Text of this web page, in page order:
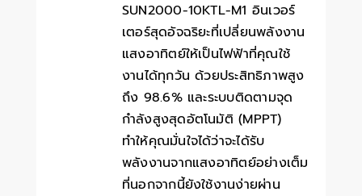
SUN2000-10KTL-M1 อินเวอร์
เตอร์สุดอัจฉริยะที่เปลี่ยนพลังงาน
แสงอาทิตย์ให้เป็นไฟฟ้าที่คุณใช้
งานได้ทุกวัน ด้วยประสิทธิภาพสูง
ถึง 98.6% และระบบติดตามจุด
กำลังสูงสุดอัตโนมัติ (MPPT)
ทำให้คุณมั่นใจได้ว่าจะได้รับ
พลังงานจากแสงอาทิตย์อย่างเต็ม
ที่นอกจากนี้ยังใช้งานง่ายผ่าน